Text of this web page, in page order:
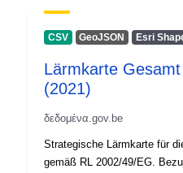
καταλόγου:
Αναγνωριστικά:
ταυτοποίησης:
CSV GeoJSON Esri
Lärmkarte
(2021)
δεδομένα.gov.be
Strategische Lärmkarte für
gemäß RL 2002/49/EG.